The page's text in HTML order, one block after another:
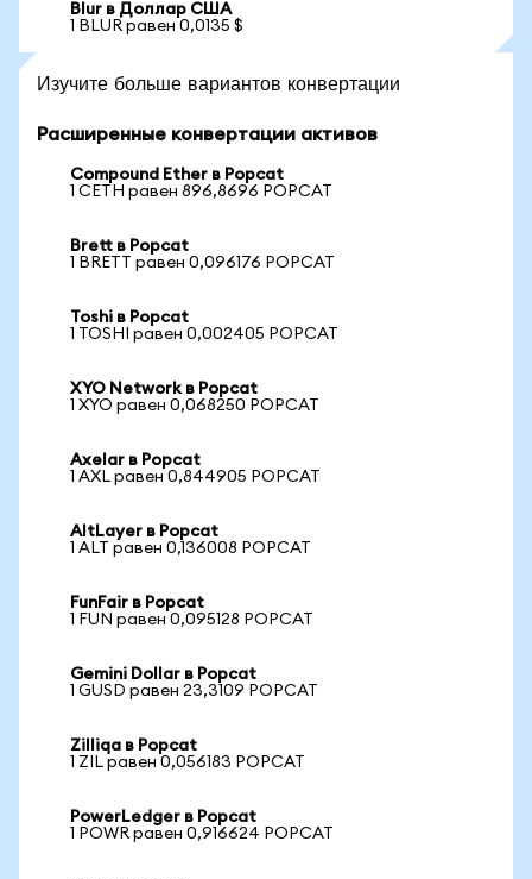
Blur в Доллар США
1 BLUR равен 0,0135 $
Изучите больше вариантов конвертации
Расширенные конвертации активов
Compound Ether в Popcat
1 CETH равен 896,8696 POPCAT
Brett в Popcat
1 BRETT равен 0,096176 POPCAT
Toshi в Popcat
1 TOSHI равен 0,002405 POPCAT
XYO Network в Popcat
1 XYO равен 0,068250 POPCAT
Axelar в Popcat
1 AXL равен 0,844905 POPCAT
AltLayer в Popcat
1 ALT равен 0,136008 POPCAT
FunFair в Popcat
1 FUN равен 0,095128 POPCAT
Gemini Dollar в Popcat
1 GUSD равен 23,3109 POPCAT
Zilliqa в Popcat
1 ZIL равен 0,056183 POPCAT
PowerLedger в Popcat
1 POWR равен 0,916624 POPCAT